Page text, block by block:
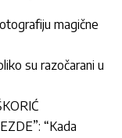
magične
su razočarani u
“Kada